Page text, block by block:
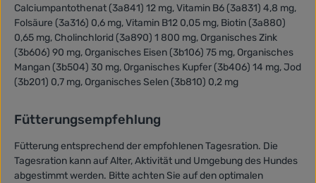
Calciumpantothenat (3a841) 12 mg, Vitamin B6 (3a831) 4,8 mg,
Folsäure (3a316) 0,6 mg, Vitamin B12 0,05 mg, Biotin (3a880)
0,65 mg, Cholinchlorid (3a890) 1 800 mg, Organisches Zink
(3b606) 90 mg, Organisches Eisen (3b106) 75 mg, Organisches
Mangan (3b504) 30 mg, Organisches Kupfer (3b406) 14 mg, Jod
(3b201) 0,7 mg, Organisches Selen (3b810) 0,2 mg
Fütterungsempfehlung
Fütterung entsprechend der empfohlenen Tagesration. Die
Tagesration kann auf Alter, Aktivität und Umgebung des Hundes
abgestimmt werden. Bitte achten Sie auf den optimalen